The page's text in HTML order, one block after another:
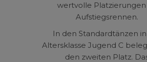
wertvolle
Aufstiegsrennen.
In den Standardtänzen
Altersklasse Jugend C
den zweiten Platz.